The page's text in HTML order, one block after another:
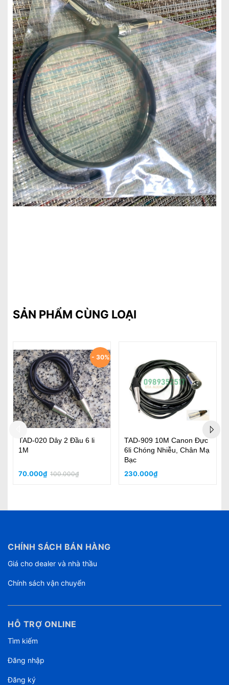
SẢN PHẨM CÙNG LOẠI
- 44%
BÓ 10M DÂY LOA 2x3.0
Cao Cấp Chuyên Nghiệp
140.000₫250.000₫
Cặp Dây Bông Sen - Dây
Y Jack Sanke Tốt Tốt Đầu
Jack Tốt
190.000₫
CHÍNH SÁCH BÁN HÀNG
Giá cho dealer và nhà thầu
Chính sách vận chuyển
HỖ TRỢ ONLINE
Tìm kiếm
Đăng nhập
Đăng ký